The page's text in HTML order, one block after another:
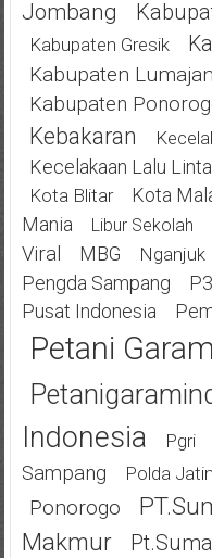
Jombang
Kabupaten Gresik
Kabupaten
Kabupaten
Kebakaran
Kecelakaan Lalu
Kota Blitar Kota
Mania
Libur Sekolah
Viral
MBG Nganjuk
Pengda Sampang
Pusat Indonesia
Petani Garam
Indonesia
Pgri
Sampang
Polda
Ponorogo
Makmur